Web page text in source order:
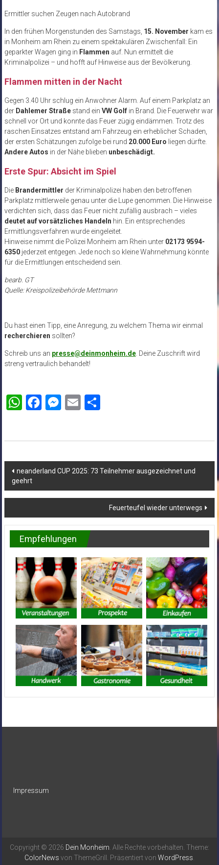
Ermittler suchen Zeugen nach Autobrand
In den frühen Morgenstunden des Samstags, 15. November kam es
in Monheim am Rhein zu einem spektakulären Zwischenfall: Ein
geparkter Wagen ging in Flammen auf. Nun ermittelt die
Kriminalpolizei – und hofft auf Hinweise aus der Bevölkerung.
Flammen mitten in der Nacht
Gegen 3.40 Uhr schlug ein Anwohner Alarm. Auf einem Parkplatz an
derDahlemer Straßestand ein VW Golfin Brand. Die Feuerwehr war
schnell vor Ort und konnte das Feuer zügig eindämmen. Trotz des
raschen Einsatzes entstand am Fahrzeug ein erheblicher Schaden,
der ersten Schätzungen zufolge bei rund 20.000 Euro liegen dürfte.
Andere Autos in der Nähe blieben unbeschädigt.
Erste Spur: Absicht im Spiel
Die Brandermittler der Kriminalpolizei haben den betroffenen
Parkplatz mittlerweile genau unter die Lupe genommen. Die Hinweise
verdichten sich, dass das Feuer nicht zufällig ausbrach – vieles
deutet auf vorsätzliches Handeln hin. Ein entsprechendes
Ermittlungsverfahren wurde eingeleitet.
Hinweise nimmt die Polizei Monheim am Rhein unter 02173 9594-
6350jederzeit entgegen. Jede noch so kleine Wahrnehmung könnte
für die Ermittlungen entscheidend sein.
bearb. GT
Quelle: Kreispolizeibehörde Mettmann
Du hast einen Tipp, eine Anregung, zu welchem Thema wir einmal
recherchieren sollten?
Schreib uns an presse@deinmonheim.de. Deine Zuschrift wird
streng vertraulich behandelt!
WhatsApp
Facebook
Messenger
EmailTeilen
Beitragsnavigation
neanderland CUP 2025: 73 Teilnehmer ausgezeichnet und
geehrt
Feuerteufel wieder unterwegs
Empfehlungen
Impressum
Copyright © 2026 Dein Monheim . Alle Rechte vorbehalten. Theme:
ColorNews von ThemeGrill. Präsentiert von WordPress